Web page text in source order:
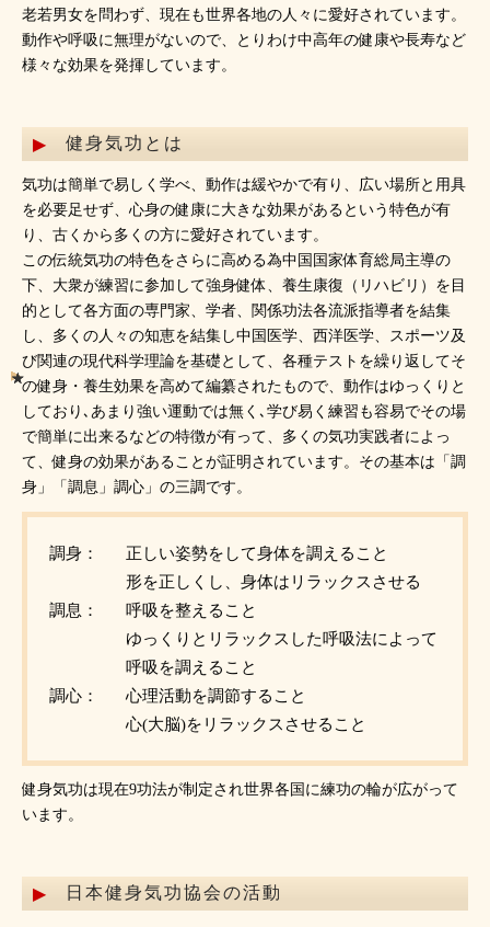
老若男女を問わず、現在も世界各地の人々に愛好されています。
動作や呼吸に無理がないので、とりわけ中高年の健康や長寿など
様々な効果を発揮しています。
健身気功とは
気功は簡単で易しく学べ、動作は緩やかで有り、広い場所と用具
を必要足せず、心身の健康に大きな効果があるという特色が有
り、古くから多くの方に愛好されています。
この伝統気功の特色をさらに高める為中国国家体育総局主導の
下、大衆が練習に参加して強身健体、養生康復（リハビリ）を目
的として各方面の専門家、学者、関係功法各流派指導者を結集
し、多くの人々の知恵を結集し中国医学、西洋医学、スポーツ及
び関連の現代科学理論を基礎として、各種テストを繰り返してそ
の健身・養生効果を高めて編纂されたもので、動作はゆっくりと
しており､あまり強い運動では無く､学び易く練習も容易でその場
で簡単に出来るなどの特徴が有って、多くの気功実践者によっ
て、健身の効果があることが証明されています。その基本は「調
身」「調息」調心」の三調です。
調身：
正しい姿勢をして身体を調えること
形を正しくし、身体はリラックスさせる
調息：
呼吸を整えること
ゆっくりとリラックスした呼吸法によって
呼吸を調えること
調心：
心理活動を調節すること
心(大脳)をリラックスさせること
健身気功は現在9功法が制定され世界各国に練功の輪が広がって
います。
日本健身気功協会の活動